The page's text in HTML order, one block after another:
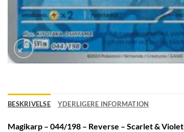
BESKRIVELSE YDERLIGERE INFORMATION
Magikarp – 044/198 – Reverse – Scarlet & Violet